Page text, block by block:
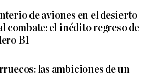
de aviones en el desierto
combate: el inédito regreso de
B1
las ambiciones de un